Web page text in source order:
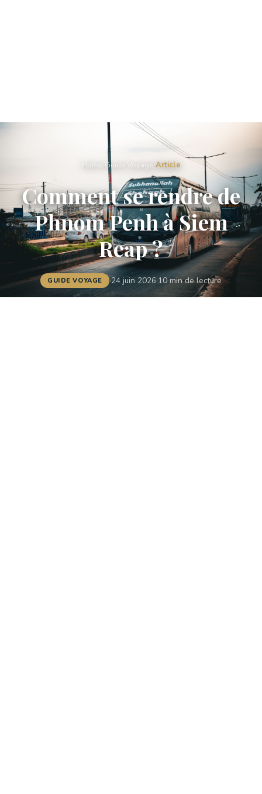
Home Guide Voyage Article
Comment se rendre de
Phnom Penh à Siem
Reap ?
GUIDE VOYAGE ·24 juin 2026·10 min de lecture